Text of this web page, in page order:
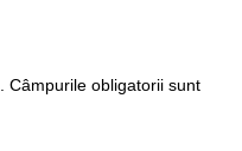
Câmpurile obligatorii sunt